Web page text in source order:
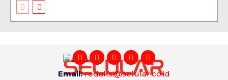
Email:redaksi@selular.co.id